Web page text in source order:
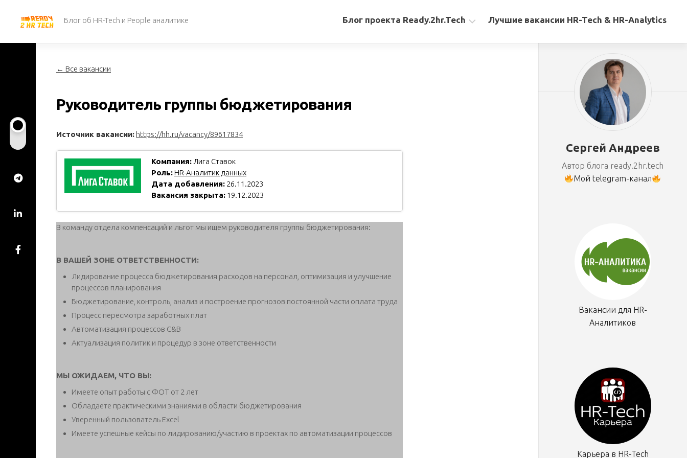
содержанию
Блог об HR-Tech и People аналитике Блог проекта Ready.2hr.Tech Лучшие вакансии HR-Tech & HR-Analytics
← Все вакансии
Руководитель группы бюджетирования
Источник вакансии: https://hh.ru/vacancy/89617834
Компания: Лига Ставок
Роль:HR-Аналитик данных
Дата добавления: 26.11.2023
Вакансия закрыта: 19.12.2023
В команду отдела компенсаций и льгот мы ищем руководителя группы бюджетирования:
В ВАШЕЙ ЗОНЕ ОТВЕТСТВЕННОСТИ:
Лидирование процесса бюджетирования расходов на персонал, оптимизация и улучшение
процессов планирования
Бюджетирование, контроль, анализ и построение прогнозов постоянной части оплата труда
Процесс пересмотра заработных плат
Автоматизация процессов C&B
Актуализация политик и процедур в зоне ответственности
МЫ ОЖИДАЕМ, ЧТО ВЫ:
Имеете опыт работы с ФОТ от 2 лет
Обладаете практическими знаниями в области бюджетирования
Уверенный пользователь Excel
Имеете успешные кейсы по лидированию/участию в проектах по автоматизации процессов
Сергей Андреев
Автор блога ready.2hr.tech
Мой telegram-канал
Вакансии для HR-
Аналитиков
Карьера в HR-Tech